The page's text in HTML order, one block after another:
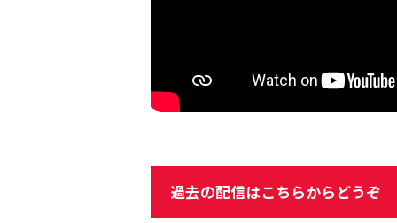
過去の配信はこちらからどうぞ